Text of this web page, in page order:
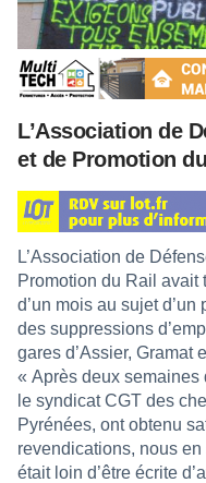
L’Association de
et de Promotion
L’Association de
Promotion du Rail avait
d’un mois au sujet
des suppressions
gares d’Assier, Gramat
« Après deux semaines
le syndicat CGT des
Pyrénées, ont obtenu
revendications, nous en
était loin d’être écrite